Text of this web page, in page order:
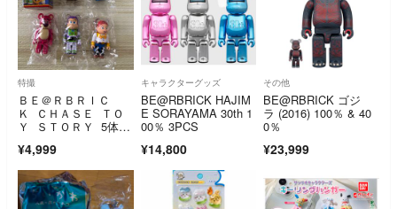
特撮
ＢＥ＠ＲＢＲＩＣ
Ｋ ＣＨＡＳＥ ＴＯ
Ｙ ＳＴＯＲＹ 5体セ
¥4,999
キャラクターグッズ
BE@RBRICK HAJIM
E SORAYAMA 30th 1
00％ 3PCS
¥14,800
その他
BE@RBRICK ゴジ
ラ (2016) 100％ & 40
0％
¥23,999